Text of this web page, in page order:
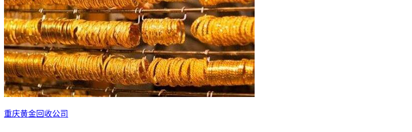
重庆黄金回收公司